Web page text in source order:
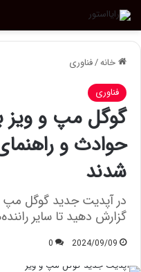
خانه/فناوری
فناوری
گوگل مپ و ویز
حوادث و
شدند
در آپدیت جدید گوگل مپ
گزارش دهید تا سایر
2024/09/09
0